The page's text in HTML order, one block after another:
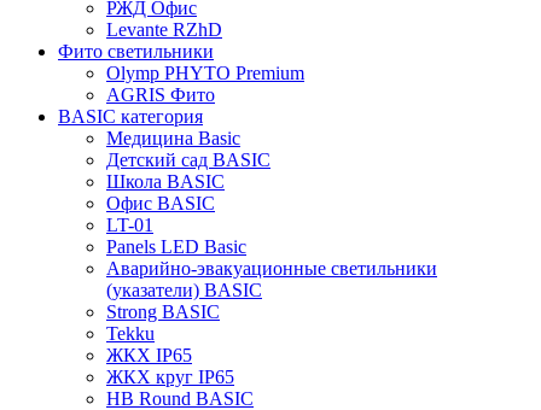
РЖД Офис
Levante RZhD
Фито светильники
Olymp PHYTO Premium
AGRIS Фито
BASIC категория
Медицина Basic
Детский сад BASIC
Школа BASIC
Офис BASIC
LT-01
Panels LED Basic
Аварийно-эвакуационные светильники
(указатели) BASIC
Strong BASIC
Tekku
ЖКХ IP65
ЖКХ круг IP65
HB Round BASIC